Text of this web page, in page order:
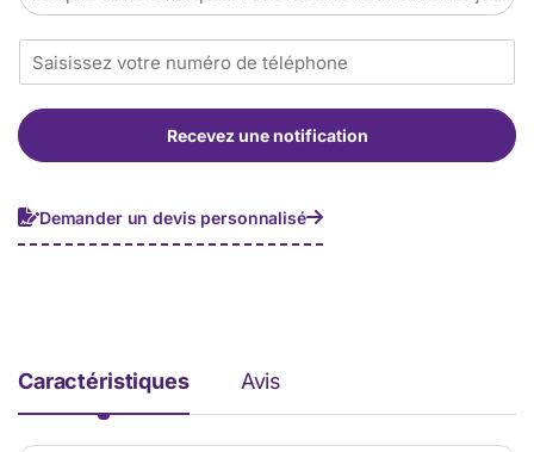
é
p
n
e
Recevez une notification
Demander un devis personnalisé
Caractéristiques Avis